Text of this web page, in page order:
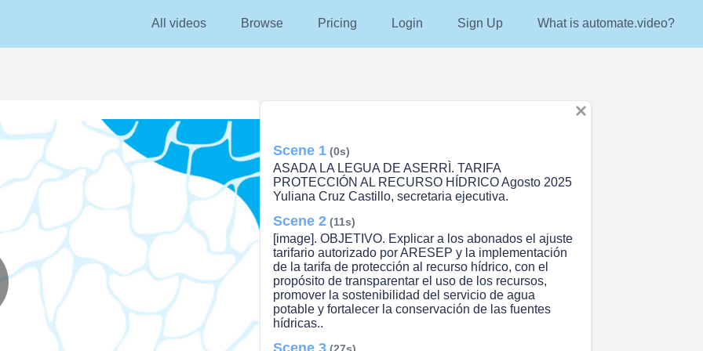
All videos Browse Pricing Login Sign Up What is automate.video?
Scene 1 (0s)
ASADA LA LEGUA DE ASERRÌ. TARIFA
PROTECCIÓN AL RECURSO HÍDRICO Agosto 2025
Yuliana Cruz Castillo, secretaria ejecutiva.
Scene 2 (11s)
[image]. OBJETIVO. Explicar a los abonados el ajuste
tarifario autorizado por ARESEP y la implementación
de la tarifa de protección al recurso hídrico, con el
propósito de transparentar el uso de los recursos,
promover la sostenibilidad del servicio de agua
potable y fortalecer la conservación de las fuentes
hídricas..
Scene 3